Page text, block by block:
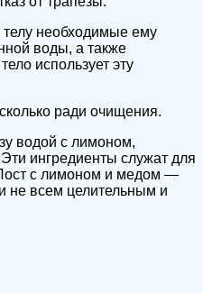
необходимые ему
воды, а также
использует эту
ради очищения.
водой с лимоном,
ингредиенты служат для
Пост с лимоном и медом —
не всем целительным и